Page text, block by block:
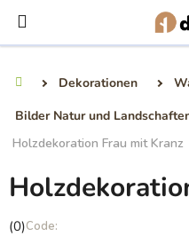
Inhalt
springen
Dekorationen
Bilder Natur und
Holzdekoration Frau mit Kranz
Die
(0)